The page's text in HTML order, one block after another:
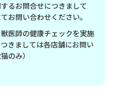
るお問合せにつきまして
お問い合わせください。
医師の健康チェックを実施
きましては各店舗にお問い
のみ）